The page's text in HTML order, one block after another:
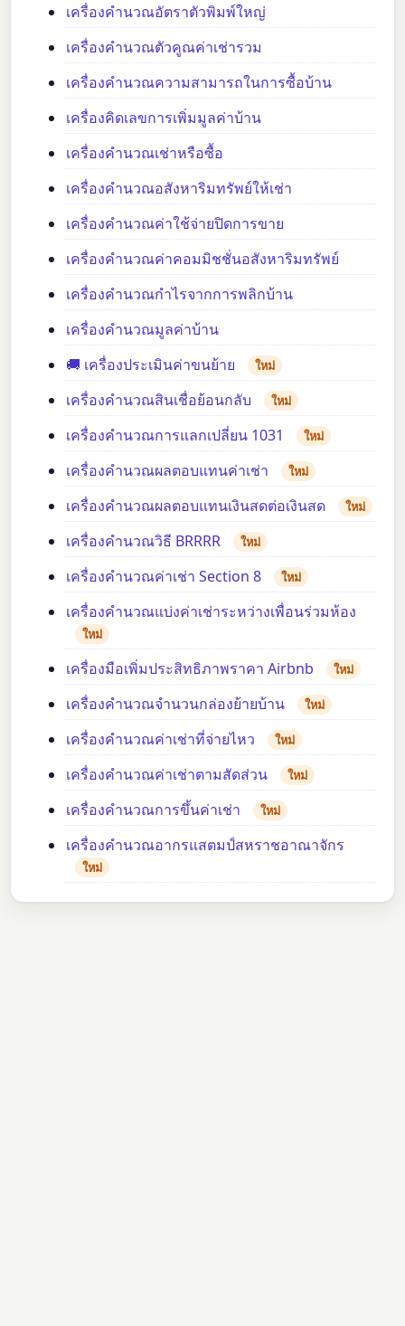
เครื่องคำนวณอัตราตัวพิมพ์ใหญ่
เครื่องคำนวณตัวคูณค่าเช่ารวม
เครื่องคำนวณความสามารถในการซื้อบ้าน
เครื่องคิดเลขการเพิ่มมูลค่าบ้าน
เครื่องคำนวณเช่าหรือซื้อ
เครื่องคำนวณอสังหาริมทรัพย์ให้เช่า
เครื่องคำนวณค่าใช้จ่ายปิดการขาย
เครื่องคำนวณค่าคอมมิชชั่นอสังหาริมทรัพย์
เครื่องคำนวณกำไรจากการพลิกบ้าน
เครื่องคำนวณมูลค่าบ้าน
🚚 เครื่องประเมินค่าขนย้าย
ใหม่
เครื่องคำนวณสินเชื่อย้อนกลับ ใหม่
เครื่องคำนวณการแลกเปลี่ยน 1031 ใหม่
เครื่องคำนวณผลตอบแทนค่าเช่า ใหม่
เครื่องคำนวณผลตอบแทนเงินสดต่อเงินสด ใหม่
เครื่องคำนวณวิธี BRRRR ใหม่
เครื่องคำนวณค่าเช่า Section 8 ใหม่
เครื่องคำนวณแบ่งค่าเช่าระหว่างเพื่อนร่วมห้อง
ใหม่
เครื่องมือเพิ่มประสิทธิภาพราคา Airbnb ใหม่
เครื่องคำนวณจำนวนกล่องย้ายบ้าน ใหม่
เครื่องคำนวณค่าเช่าที่จ่ายไหว ใหม่
เครื่องคำนวณค่าเช่าตามสัดส่วน ใหม่
เครื่องคำนวณการขึ้นค่าเช่า ใหม่
เครื่องคำนวณอากรแสตมป์สหราชอาณาจักร
ใหม่